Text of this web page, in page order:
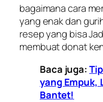
bagaimana cara
yang enak dan
resep yang bisa
membuat donat
Baca juga:
yang Empuk,
Bantet!